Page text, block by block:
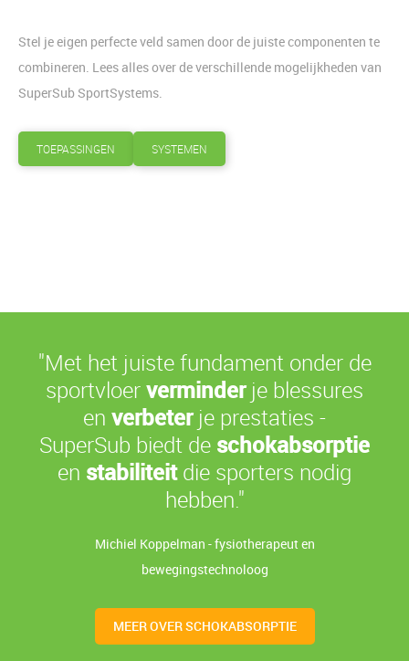
Stel je eigen perfecte veld samen door de juiste componenten te
combineren. Lees alles over de verschillende mogelijkheden van
SuperSub SportSystems.
TOEPASSINGEN SYSTEMEN
"Met het juiste fundament onder de
sportvloerverminderje blessures
en verbeterje prestaties -
SuperSub biedt de schokabsorptie
en stabiliteitdie sporters nodig
hebben."
Michiel Koppelman - fysiotherapeut en
bewegingstechnoloog
MEER OVER SCHOKABSORPTIE